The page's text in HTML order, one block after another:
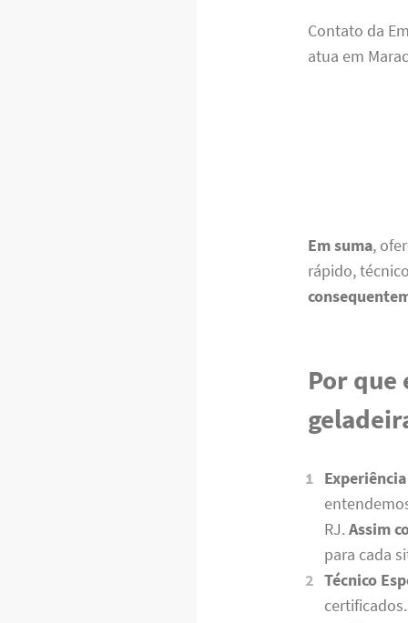
Contato da
atua em
Em suma,
rápido,
Por que
RJ.Assim
para cada
Técnico
certificados.